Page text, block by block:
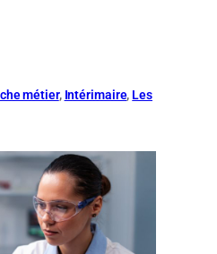
métier, Intérimaire, Les